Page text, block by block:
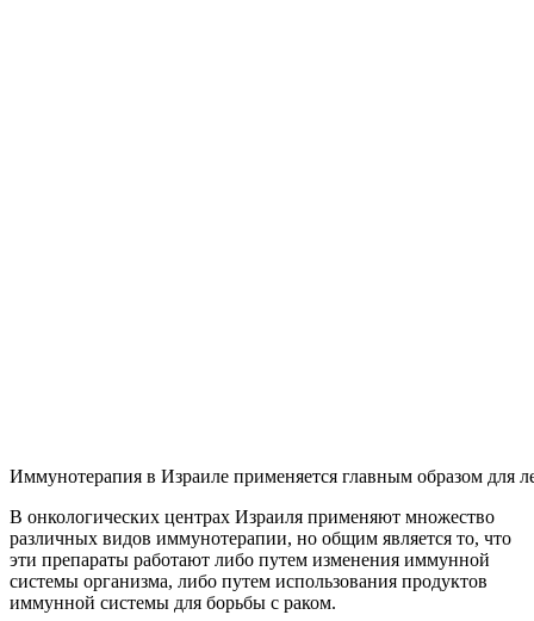
Иммунотерапия в Израиле применяется главным образом для
В онкологических центрах Израиля применяют множество
различных видов иммунотерапии, но общим является то, что
эти препараты работают либо путем изменения иммунной
системы организма, либо путем использования продуктов
иммунной системы для борьбы с раком.